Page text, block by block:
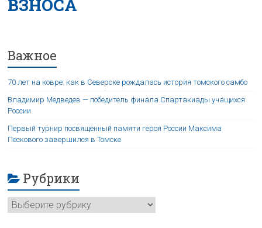
ВЗНОСА
Важное
70 лет на ковре: как в Северске рождалась история томского самбо
Владимир Медведев — победитель финала Спартакиады учащихся
России
Первый турнир посвященный памяти героя России Максима
Пескового завершился в Томске
Рубрики